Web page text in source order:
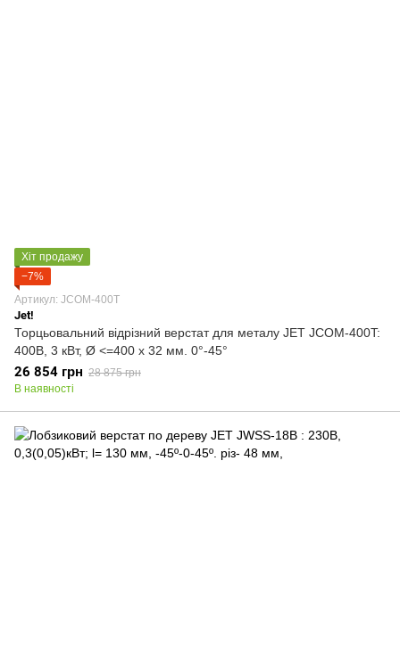
Хіт продажу
−7%
Артикул: JCOM-400T
Jet!
Торцьовальний відрізний верстат для металу JET JCOM-400T:
400В, 3 кВт, Ø <=400 х 32 мм. 0°-45°
26 854 грн 28 875 грн
В наявності